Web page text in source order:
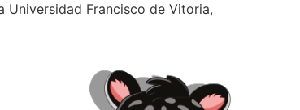
Francisco de Vitoria,